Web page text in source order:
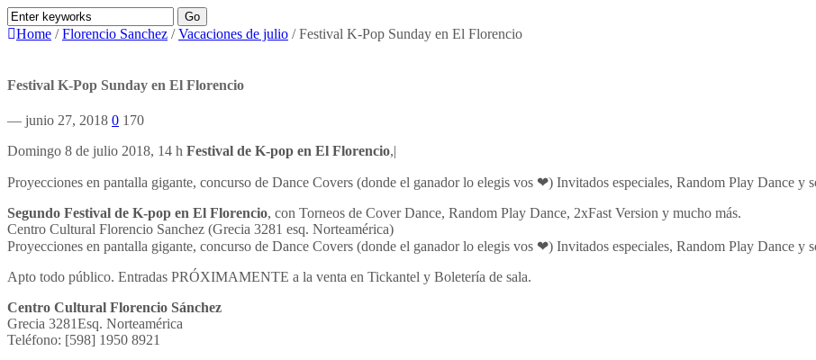
Home /Florencio Sanchez /Vacaciones de julio /Festival K-Pop Sunday en El Florencio
Festival K-Pop Sunday en El Florencio
— junio 27, 2018 0 170
Domingo 8 de julio 2018, 14 h Festival de K-pop en El Florencio,|
Proyecciones en pantalla gigante, concurso de Dance Covers (donde el ganador lo elegis vos ❤) Invitados especiales, Random Play Dance y
Segundo Festival de K-pop en El Florencio, con Torneos de Cover Dance, Random Play Dance, 2xFast Version y mucho más.
Centro Cultural Florencio Sanchez (Grecia 3281 esq. Norteamérica)
Proyecciones en pantalla gigante, concurso de Dance Covers (donde el ganador lo elegis vos ❤) Invitados especiales, Random Play Dance y
Apto todo público. Entradas PRÓXIMAMENTE a la venta en Tickantel y Boletería de sala.
Centro Cultural Florencio Sánchez
Grecia 3281Esq. Norteamérica
Teléfono: [598] 1950 8921